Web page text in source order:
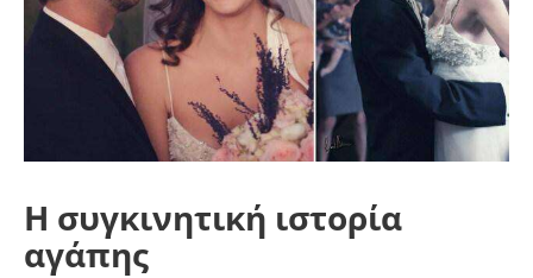
Η συγκινητική ιστορία
αγάπης